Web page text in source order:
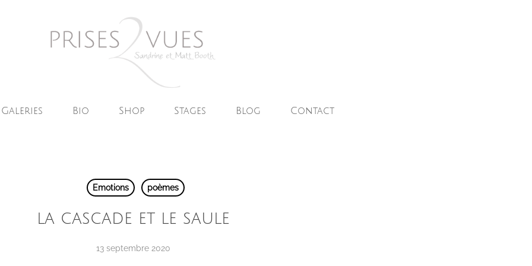
Galeries Bio Shop Stages Blog Contact
Emotions poèmes
la cascade et le saule
13 septembre 2020